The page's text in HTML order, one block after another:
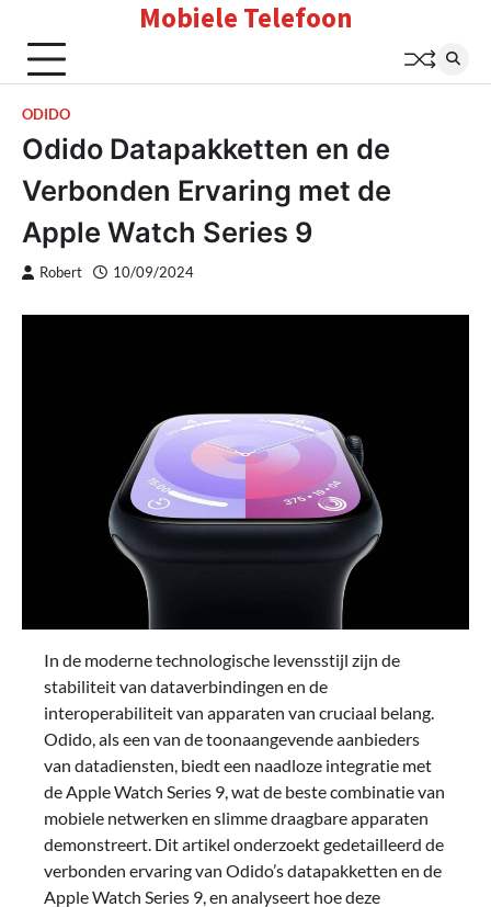
content
Mobiele Telefoon
ODIDO
Odido Datapakketten en de
Verbonden Ervaring met de
Apple Watch Series 9
Robert 10/09/2024
In de moderne technologische levensstijl zijn de
stabiliteit van dataverbindingen en de
interoperabiliteit van apparaten van cruciaal belang.
Odido, als een van de toonaangevende aanbieders
van datadiensten, biedt een naadloze integratie met
de Apple Watch Series 9, wat de beste combinatie van
mobiele netwerken en slimme draagbare apparaten
demonstreert. Dit artikel onderzoekt gedetailleerd de
verbonden ervaring van Odido’s datapakketten en de
Apple Watch Series 9, en analyseert hoe deze